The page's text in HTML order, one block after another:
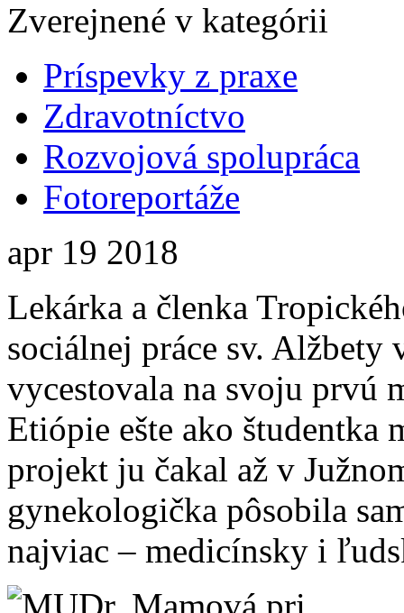
Zverejnené v kategórii
Príspevky z praxe
Zdravotníctvo
Rozvojová spolupráca
Fotoreportáže
apr 19 2018
Lekárka a členka
sociálnej práce sv.
vycestovala na svoju prvú
Etiópie ešte ako študentka
projekt ju čakal až v
gynekologička pôsobila
najviac – medicínsky i